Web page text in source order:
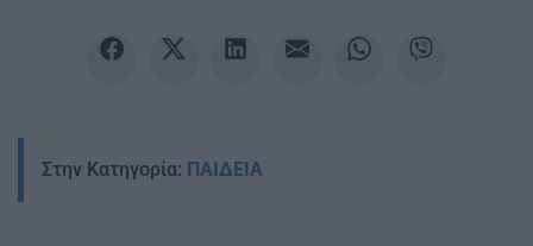
Στην Κατηγορία: ΠΑΙΔΕΙΑ